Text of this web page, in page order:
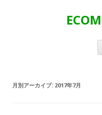
月別アーカイブ: 2017年7月